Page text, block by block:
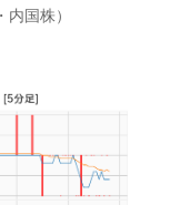
国株）